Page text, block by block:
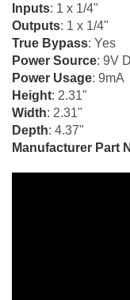
Inputs: 1 x 1/4"
Outputs: 1 x 1/4"
True Bypass: Yes
Power Source: 9V
Power Usage: 9mA
Height: 2.31"
Width: 2.31"
Depth: 4.37"
Manufacturer Part